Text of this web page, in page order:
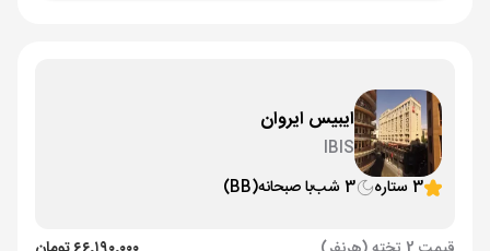
ایبیس ایروان
IBIS
3 ستاره
3 شب با صبحانه(BB)